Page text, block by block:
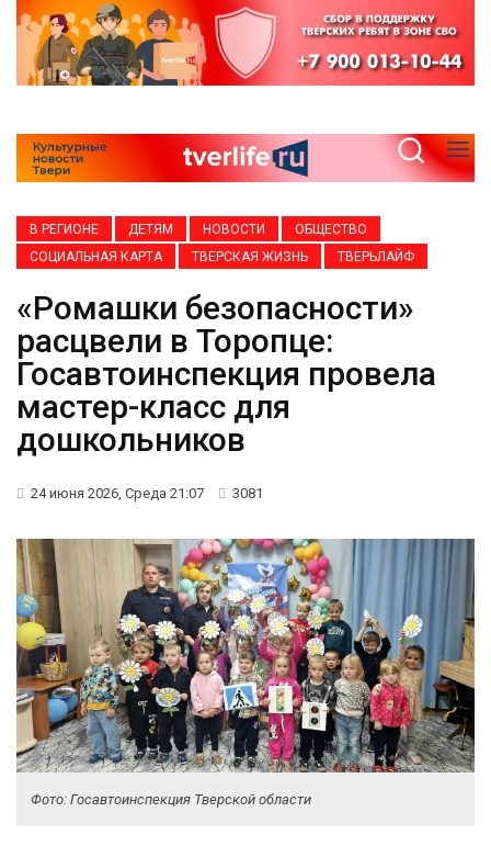
В РЕГИОНЕ ДЕТЯМ НОВОСТИ
ОБЩЕСТВО
СОЦИАЛЬНАЯ КАРТА
ТВЕРСКАЯ ЖИЗНЬ ТВЕРЬЛАЙФ
«Ромашки безопасности»
расцвели в Торопце:
Госавтоинспекция провела
мастер-класс для
дошкольников
24 июня 2026, Среда 21:07 3081
Фото: Госавтоинспекция Тверской области